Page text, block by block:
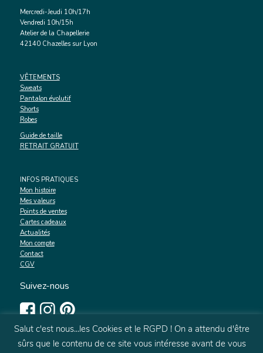
Mercredi-Jeudi 10h/17h
Vendredi 10h/15h
Atelier de la Chapellerie
42140 Chazelles sur Lyon
VÊTEMENTS
Sweats
Pantalon évolutif
Shorts
Robes
Guide de taille
RETRAIT GRATUIT
INFOS PRATIQUES
Mon histoire
Mes valeurs
Points de ventes
Cartes cadeaux
Actualités
Mon compte
Contact
CGV
Suivez-nous
Salut c'est nous...les Cookies et le RGPD ! On a attendu d'être
sûrs que le contenu de ce site vous intéresse avant de vous